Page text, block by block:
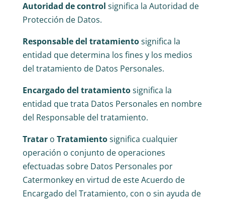
Autoridad de control significa la Autoridad de
Protección de Datos.
Responsable del tratamientosignifica la
entidad que determina los fines y los medios
del tratamiento de Datos Personales.
Encargado del tratamientosignifica la
entidad que trata Datos Personales en nombre
del Responsable del tratamiento.
Trataro Tratamientosignifica cualquier
operación o conjunto de operaciones
efectuadas sobre Datos Personales por
Catermonkey en virtud de este Acuerdo de
Encargado del Tratamiento, con o sin ayuda de